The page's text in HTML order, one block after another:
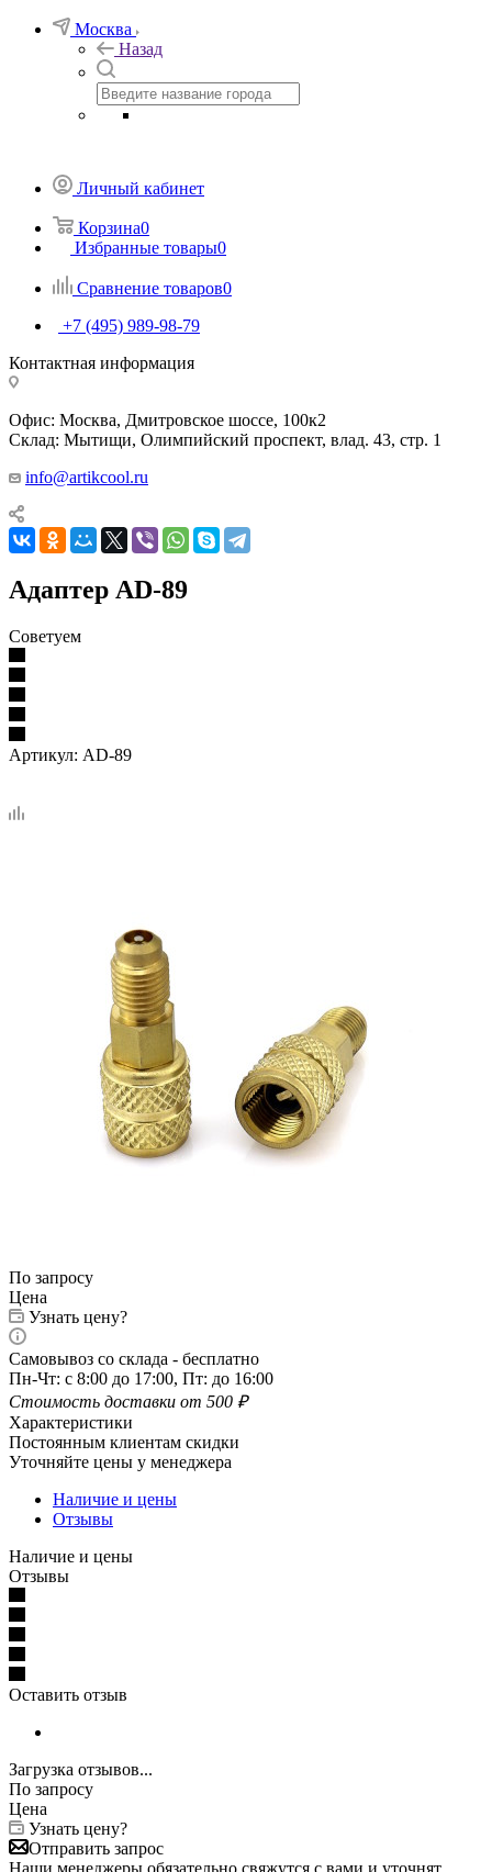
Москва
Назад
Личный кабинет
Корзина0
Избранные товары0
Сравнение товаров0
+7 (495) 989-98-79
Контактная информация
Офис: Москва, Дмитровское шоссе, 100к2
Склад: Мытищи, Олимпийский проспект, влад. 43, стр. 1
info@artikcool.ru
Адаптер AD-89
Советуем
Артикул: AD-89
По запросу
Цена
Узнать цену?
Самовывоз со склада - бесплатно
Пн-Чт: с 8:00 до 17:00, Пт: до 16:00
Стоимость доставки от 500 ₽
Характеристики
Постоянным клиентам скидки
Уточняйте цены у менеджера
Наличие и цены
Отзывы
Наличие и цены
Отзывы
Оставить отзыв
Загрузка отзывов...
По запросу
Цена
Узнать цену?
Отправить запрос
Наши менеджеры обязательно свяжутся с вами и уточнят